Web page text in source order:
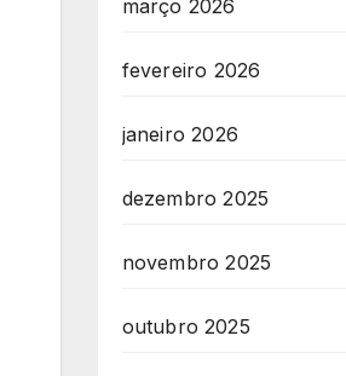
março 2026
fevereiro 2026
janeiro 2026
dezembro 2025
novembro 2025
outubro 2025